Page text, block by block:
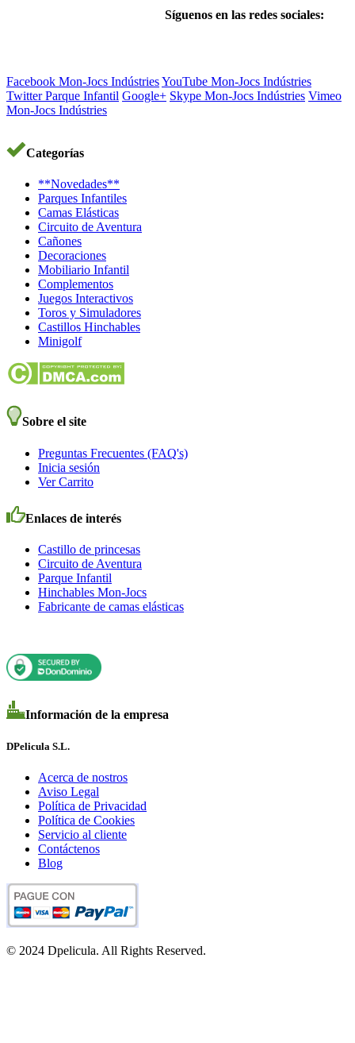
Síguenos en las redes sociales:
Facebook Mon-Jocs IndústriesYouTube Mon-Jocs Indústries
Twitter Parque Infantil Google+ Skype Mon-Jocs Indústries Vimeo
Mon-Jocs Indústries
Categorías
**Novedades**
Parques Infantiles
Camas Elásticas
Circuito de Aventura
Cañones
Decoraciones
Mobiliario Infantil
Complementos
Juegos Interactivos
Toros y Simuladores
Castillos Hinchables
Minigolf
Sobre el site
Preguntas Frecuentes (FAQ's)
Inicia sesión
Ver Carrito
Enlaces de interés
Castillo de princesas
Circuito de Aventura
Parque Infantil
Hinchables Mon-Jocs
Fabricante de camas elásticas
Información de la empresa
DPelicula S.L.
Acerca de nostros
Aviso Legal
Política de Privacidad
Política de Cookies
Servicio al cliente
Contáctenos
Blog
© 2024 Dpelicula. All Rights Reserved.